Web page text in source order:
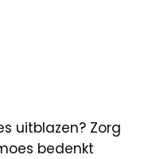
uitblazen? Zorg
bedenkt